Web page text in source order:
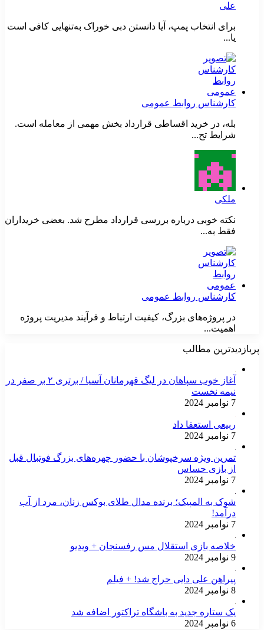
علی
برای انتخاب پمپ، آیا دانستن دبی خوراک به‌تنهایی کافی است
یا...
کارشناس روابط عمومی
بله، در خرید اقساطی قرارداد بخش مهمی از معامله است.
شرایط تح...
ملکی
نکته خوبی درباره بررسی قرارداد مطرح شد. بعضی خریداران
فقط به...
کارشناس روابط عمومی
در پروژه‌های بزرگ، کیفیت ارتباط و فرآیند مدیریت پروژه
اهمیت...
پربازدیدترین مطالب
آغاز خوب سپاهان در لیگ قهرمانان آسیا / برتری ۲ بر صفر در
نیمه نخست
7 نوامبر 2024
ربیعی استعفا داد
7 نوامبر 2024
تمرین ویژه سرخپوشان با حضور چهره‌های بزرگ فوتبال قبل
از بازی حساس
7 نوامبر 2024
شوک به المپیک؛ برنده مدال طلای بوکس زنان، مرد از آب
درآمد!
7 نوامبر 2024
خلاصه بازی استقلال مس رفسنجان + ویدیو
9 نوامبر 2024
پیراهن علی دایی حراج شد! + فیلم
8 نوامبر 2024
یک ستاره جدید به باشگاه تراکتور اضافه شد
6 نوامبر 2024